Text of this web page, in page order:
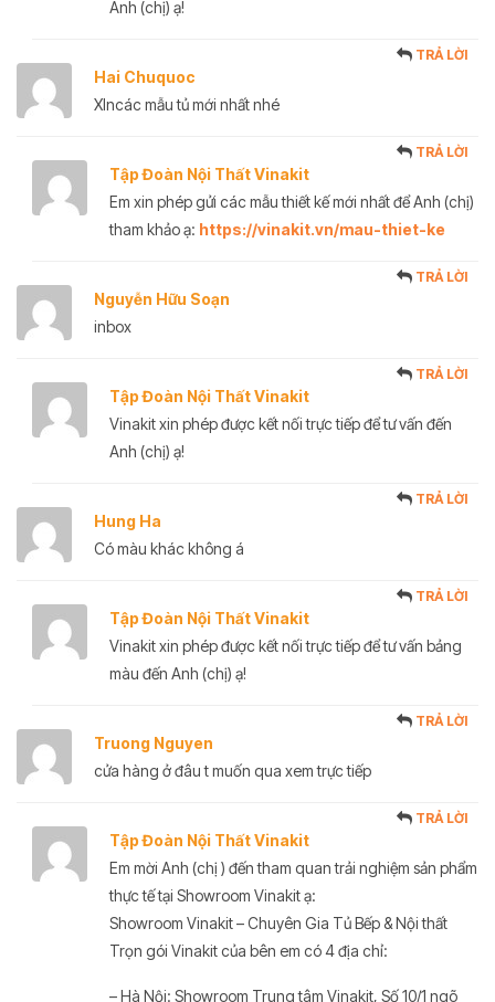
Anh (chị) ạ!
Hai Chuquoc
TRẢ LỜI
XIncác mẫu tủ mới nhất nhé
Tập Đoàn Nội Thất Vinakit
TRẢ LỜI
Em xin phép gửi các mẫu thiết kế mới nhất để Anh (chị)
tham khảo ạ: https://vinakit.vn/mau-thiet-ke
Nguyễn Hữu Soạn
TRẢ LỜI
inbox
Tập Đoàn Nội Thất Vinakit
TRẢ LỜI
Vinakit xin phép được kết nối trực tiếp để tư vấn đến
Anh (chị) ạ!
Hung Ha
TRẢ LỜI
Có màu khác không á
Tập Đoàn Nội Thất Vinakit
TRẢ LỜI
Vinakit xin phép được kết nối trực tiếp để tư vấn bảng
màu đến Anh (chị) ạ!
Truong Nguyen
TRẢ LỜI
cửa hàng ở đâu t muốn qua xem trực tiếp
Tập Đoàn Nội Thất Vinakit
TRẢ LỜI
Em mời Anh (chị ) đến tham quan trải nghiệm sản phẩm
thực tế tại Showroom Vinakit ạ:
Showroom Vinakit – Chuyên Gia Tủ Bếp & Nội thất
Trọn gói Vinakit của bên em có 4 địa chỉ:
– Hà Nội: Showroom Trung tâm Vinakit, Số 10/1 ngõ